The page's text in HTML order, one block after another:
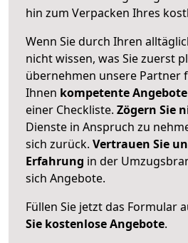
hin zum Verpacken Ihres
Wenn Sie durch Ihren
nicht wissen, was Sie zuerst
übernehmen unsere Partner
Ihnen kompetente Angebote
einer Checkliste. Zögern Sie
Dienste in Anspruch zu
sich zurück. Vertrauen Sie
Erfahrung in der
sich Angebote.
Füllen Sie jetzt das Formular
Sie kostenlose Angebote.